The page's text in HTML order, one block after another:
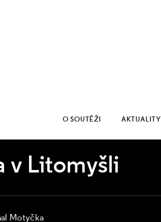
O SOUTĚŽI AKTUALITY
v Litomyšli
Motyčka